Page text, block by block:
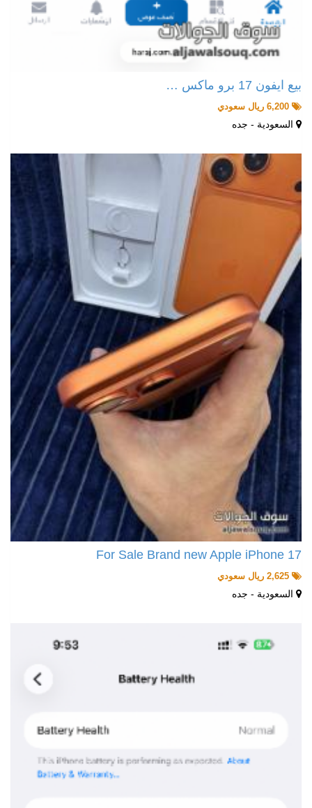
بيع ايفون 17 برو ماكس …
السعودية - جده
For Sale Brand new Apple iPhone 17
السعودية - جده